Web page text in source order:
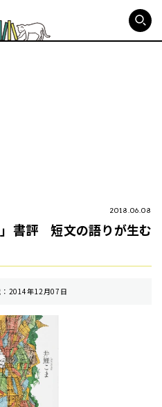
2018.06.08
書評 短文の語りが生む
：2014年12月07日